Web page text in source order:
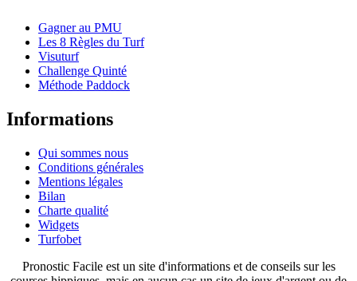
Gagner au PMU
Les 8 Règles du Turf
Visuturf
Challenge Quinté
Méthode Paddock
Informations
Qui sommes nous
Conditions générales
Mentions légales
Bilan
Charte qualité
Widgets
Turfobet
Pronostic Facile est un site d'informations et de conseils sur les